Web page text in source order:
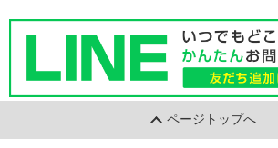
ページトップへ